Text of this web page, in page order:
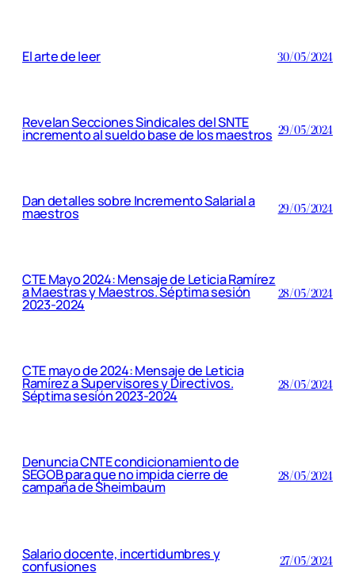
El arte de leer 30/05/2024
Revelan Secciones Sindicales del SNTE
incremento al sueldo base de los maestros 29/05/2024
Dan detalles sobre Incremento Salarial a
maestros 29/05/2024
CTE Mayo 2024: Mensaje de Leticia Ramírez
a Maestras y Maestros. Séptima sesión
2023-2024
28/05/2024
CTE mayo de 2024: Mensaje de Leticia
Ramírez a Supervisores y Directivos.
Séptima sesión 2023-2024
28/05/2024
Denuncia CNTE condicionamiento de
SEGOB para que no impida cierre de
campaña de Sheimbaum
28/05/2024
Salario docente, incertidumbres y
confusiones 27/05/2024